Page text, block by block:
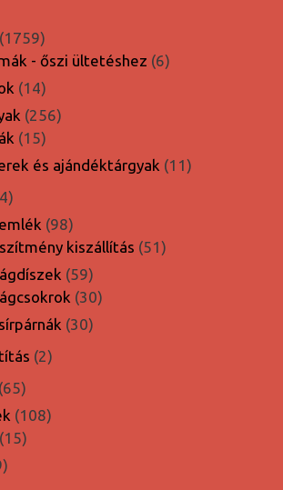
17591759
termék
- őszi ültetéshez 66
1414
termék
256256
1515
termék
és ajándéktárgyak 1111
14
termék9898
termék
kiszállítás 5151
5959
termék
3030
3030
22
6565
termék
108108
1515
39